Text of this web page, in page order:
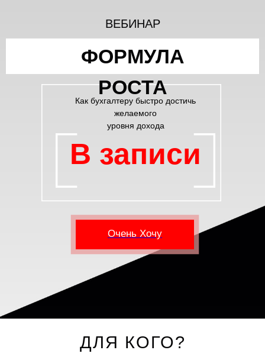
ВЕБИНАР
ФОРМУЛА
РОСТА
Как бухгалтеру быстро достичь
желаемого
уровня дохода
В записи
Очень Хочу
ДЛЯ КОГО?